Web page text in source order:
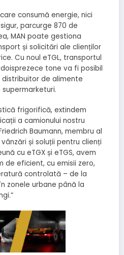
consumă energie, nici
parcurge 870 de
MAN poate gestiona
și solicitări ale clienților
Cu noul eTGL, transportul
tone va fi posibil
distribuitor de alimente
frigorifică, extindem
a camionului nostru
Baumann, membru al
și soluții pentru clienți
cu eTGX și eTGS, avem
de eficient, cu emisii zero,
controlată – de la
zonele urbane până la